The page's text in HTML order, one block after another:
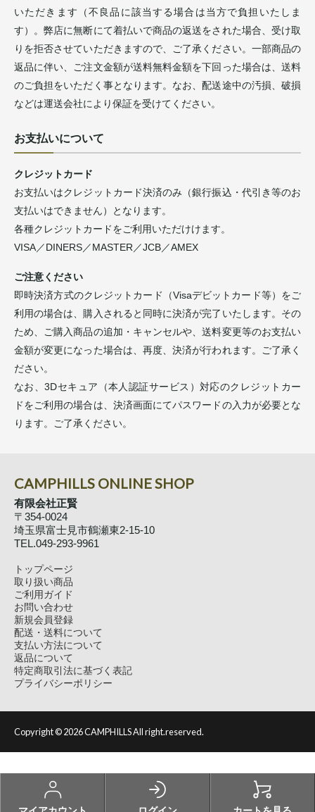
いただきます（不良品に該当する場合は当方で負担いたしま
す）。弊店に無断にて着払いで商品の返送をされた場合、受け取
りを拒否させていただきますので、ご了承ください。一部商品の
返品に伴い、ご注文金額が送料無料金額を下回った場合は、送料
のご負担をいただく事となります。なお、配送途中の汚損、破損
などは運送会社により保証を受けてください。
お支払いについて
クレジットカード
お支払いはクレジットカード決済のみ（銀行振込・代引き等のお
支払いはできません）となります。
各種クレジットカードをご利用いただけけます。
VISA／DINERS／MASTER／JCB／AMEX
ご注意ください
即時決済方式のクレジットカード（Visaデビットカード等）をご
利用の場合は、購入されると同時に決済が完了いたします。その
ため、ご購入商品の追加・キャンセルや、送料変更等のお支払い
金額が変更になった場合は、再度、決済が行われます。ご了承く
ださい。
なお、3Dセキュア（本人認証サービス）対応のクレジットカー
ドをご利用の場合は、決済画面にてパスワードの入力が必要とな
ります。ご了承ください。
CAMPHILLS ONLINE SHOP
有限会社正賢
〒354-0024
埼玉県富士見市鶴瀬東2-15-10
TEL.049-293-9961
トップページ
取り扱い商品
ご利用ガイド
お問い合わせ
新規会員登録
配送・送料について
支払い方法について
返品について
特定商取引法に基づく表記
プライバシーポリシー
Copyright ©2026 CAMPHILLS All right.reserved.